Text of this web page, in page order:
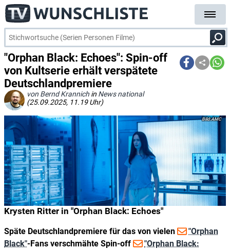
"Orphan Black: Echoes": Spin-off
von Kultserie erhält verspätete
Deutschlandpremiere
von Bernd Krannich in News national
(25.09.2025, 11.19 Uhr)
Krysten Ritter in "Orphan Black: Echoes"
AMC
Späte Deutschlandpremiere für das von vielen
"Orphan
Black"-Fans verschmähte Spin-off
"Orphan Black: